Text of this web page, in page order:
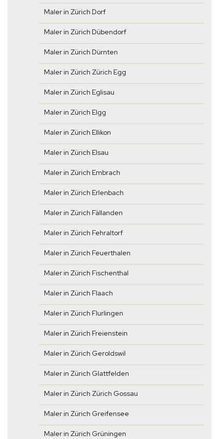
Maler in Zürich Dorf
Maler in Zürich Dübendorf
Maler in Zürich Dürnten
Maler in Zürich Zürich Egg
Maler in Zürich Eglisau
Maler in Zürich Elgg
Maler in Zürich Ellikon
Maler in Zürich Elsau
Maler in Zürich Embrach
Maler in Zürich Erlenbach
Maler in Zürich Fällanden
Maler in Zürich Fehraltorf
Maler in Zürich Feuerthalen
Maler in Zürich Fischenthal
Maler in Zürich Flaach
Maler in Zürich Flurlingen
Maler in Zürich Freienstein
Maler in Zürich Geroldswil
Maler in Zürich Glattfelden
Maler in Zürich Zürich Gossau
Maler in Zürich Greifensee
Maler in Zürich Grüningen